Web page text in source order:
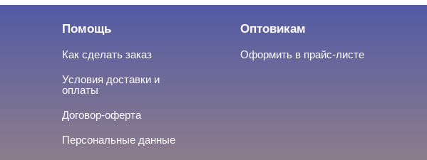
Помощь
Как сделать заказ
Условия доставки и
оплаты
Договор-оферта
Персональные данные
Оптовикам
Оформить в прайс-листе